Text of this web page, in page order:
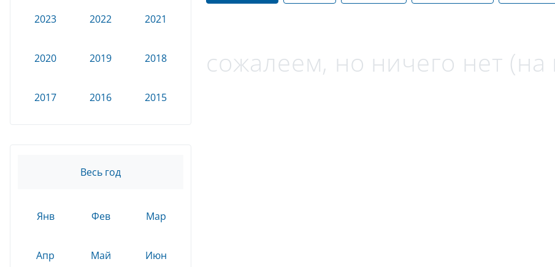
2023 2022 2021
2020 2019 2018
2017 2016 2015
Весь год
Янв Фев Мар
Апр Май Июн
сожалеем, но ничего нет